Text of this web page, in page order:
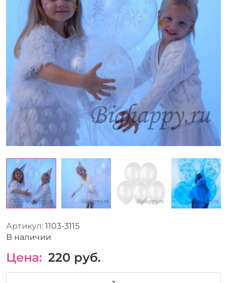
Артикул: 1103-3115
В наличии
Цена: 220 руб.